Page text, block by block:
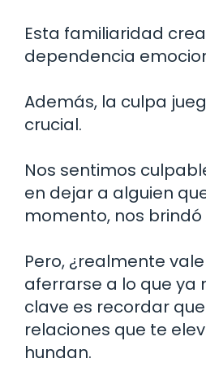
Esta familiaridad
dependencia
Además, la culpa
crucial.
Nos sentimos
en dejar a alguien
momento, nos
Pero, ¿realmente
aferrarse a lo que ya
clave es recordar
relaciones que te
hundan.